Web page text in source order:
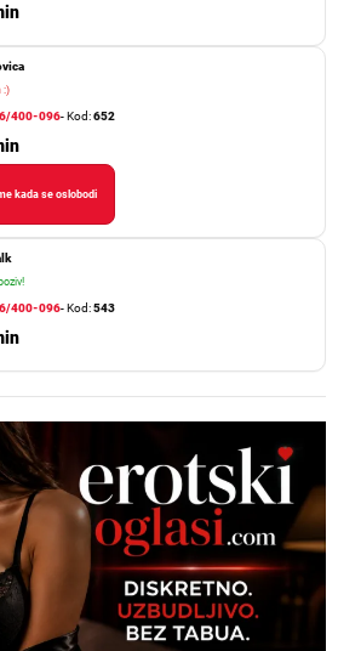
:)
400-096- Kod:652
kada se oslobodi
400-096- Kod:543